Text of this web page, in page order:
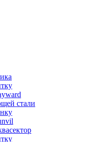
стали